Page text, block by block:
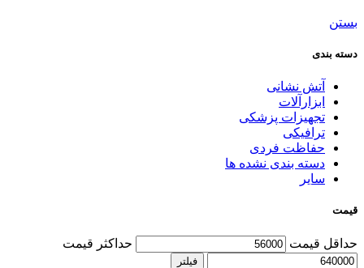
بستن
دسته بندی
آتش نشانی
ابزارآلات
تجهیزات پزشکی
ترافیکی
حفاظت فردی
دسته بندی نشده ها
سایر
قیمت
حداقل قیمت حداکثر قیمت
فیلتر